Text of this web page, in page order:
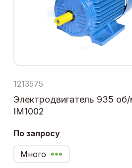
1213575
Электродвигатель 935
IM1002
По запросу
Много